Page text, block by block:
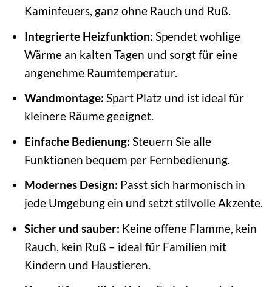
Kaminfeuers, ganz ohne Rauch und Ruß.
Integrierte Heizfunktion: Spendet wohlige
Wärme an kalten Tagen und sorgt für eine
angenehme Raumtemperatur.
Wandmontage: Spart Platz und ist ideal für
kleinere Räume geeignet.
Einfache Bedienung: Steuern Sie alle
Funktionen bequem per Fernbedienung.
Modernes Design: Passt sich harmonisch in
jede Umgebung ein und setzt stilvolle Akzente.
Sicher und sauber: Keine offene Flamme, kein
Rauch, kein Ruß – ideal für Familien mit
Kindern und Haustieren.